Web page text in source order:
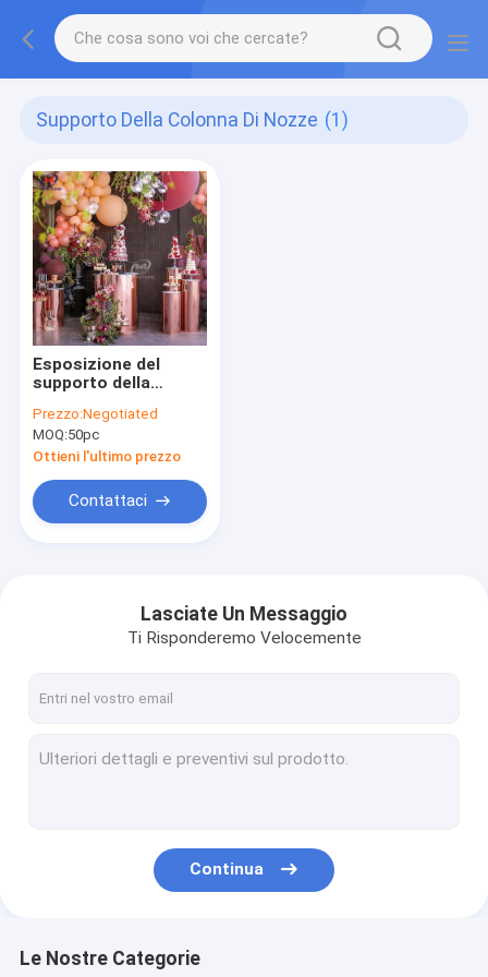
Supporto Della Colonna Di Nozze (1)
Esposizione del
supporto della
della colonna del
fiore del piedistallo di
acciaio inossidabile
per il partito
Prezzo:Negotiated
MOQ:50pc
Ottieni l'ultimo prezzo
Contattaci
Lasciate Un Messaggio
Ti Risponderemo Velocemente
Continua
Le Nostre Categorie